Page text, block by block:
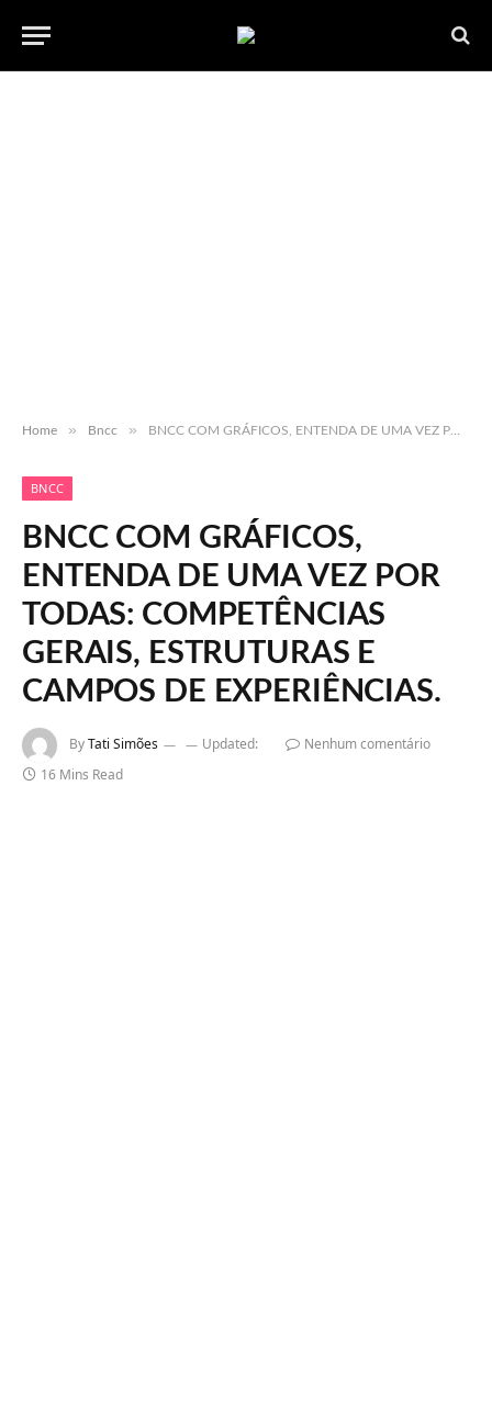
Home » Bncc » BNCC COM GRÁFICOS, ENTENDA DE UMA VEZ POR TODAS: COMPETÊNCIAS GERAIS, ESTRUTURAS E CAMPOS DE EXPERIÊNCIAS.
BNCC
BNCC COM GRÁFICOS,
ENTENDA DE UMA VEZ POR
TODAS: COMPETÊNCIAS
GERAIS, ESTRUTURAS E
CAMPOS DE EXPERIÊNCIAS.
ByTati Simões Updated:
Nenhum comentário
16 Mins Read